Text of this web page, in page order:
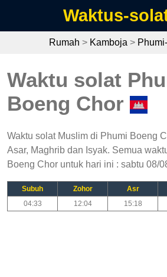
Waktus-
Rumah > Kamboja >
Waktu solat
Boeng Chor
Waktu solat Muslim di Phumi Boeng
Asar, Maghrib dan Isyak. Semua
Boeng Chor untuk hari ini : sabtu 08/
Subuh Zohor Asr
04:33
12:04 15:18